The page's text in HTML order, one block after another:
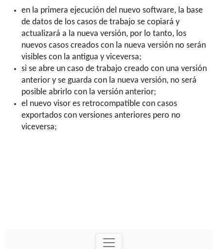
en la primera ejecución del nuevo software, la base
de datos de los casos de trabajo se copiará y
actualizará a la nueva versión, por lo tanto, los
nuevos casos creados con la nueva versión no serán
visibles con la antigua y viceversa;
si se abre un caso de trabajo creado con una versión
anterior y se guarda con la nueva versión, no será
posible abrirlo con la versión anterior;
el nuevo visor es retrocompatible con casos
exportados con versiones anteriores pero no
viceversa;